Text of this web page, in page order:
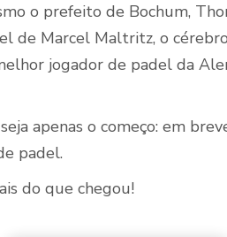
o prefeito de Bochum,
de Marcel Maltritz, o
jogador de padel da
apenas o começo: em
padel.
do que chegou!